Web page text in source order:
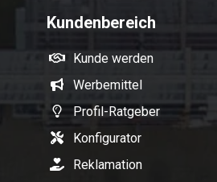
Kundenbereich
Kunde werden
Werbemittel
Profil-Ratgeber
Konfigurator
Reklamation